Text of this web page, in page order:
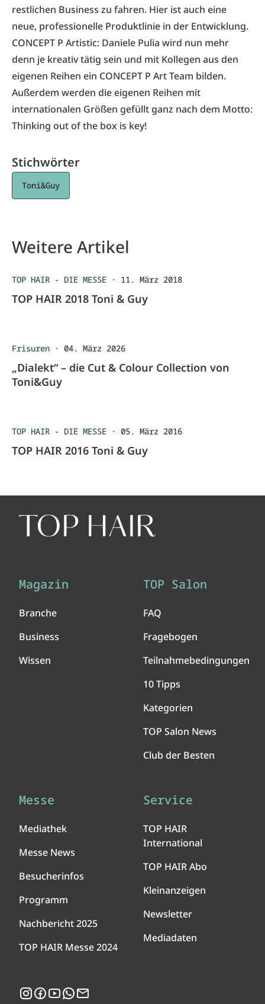
restlichen Business zu fahren. Hier ist auch eine
neue, professionelle Produktlinie in der Entwicklung.
CONCEPT P Artistic: Daniele Pulia wird nun mehr
denn je kreativ tätig sein und mit Kollegen aus den
eigenen Reihen ein CONCEPT P Art Team bilden.
Außerdem werden die eigenen Reihen mit
internationalen Größen gefüllt ganz nach dem Motto:
Thinking out of the box is key!
Stichwörter
Toni&Guy
Weitere Artikel
TOP HAIR - DIE MESSE · 11. März 2018
TOP HAIR 2018 Toni & Guy
Frisuren · 04. März 2026
„Dialekt“ – die Cut & Colour Collection von
Toni&Guy
TOP HAIR - DIE MESSE · 05. März 2016
TOP HAIR 2016 Toni & Guy
Magazin
Branche
Business
Wissen
TOP Salon
FAQ
Fragebogen
Teilnahmebedingungen
10 Tipps
Kategorien
TOP Salon News
Club der Besten
Messe
Mediathek
Messe News
Besucherinfos
Programm
Nachbericht 2025
TOP HAIR Messe 2024
Service
TOP HAIR
International
TOP HAIR Abo
Kleinanzeigen
Newsletter
Mediadaten
Instagram
Facebook
YouTubeWhatsApp